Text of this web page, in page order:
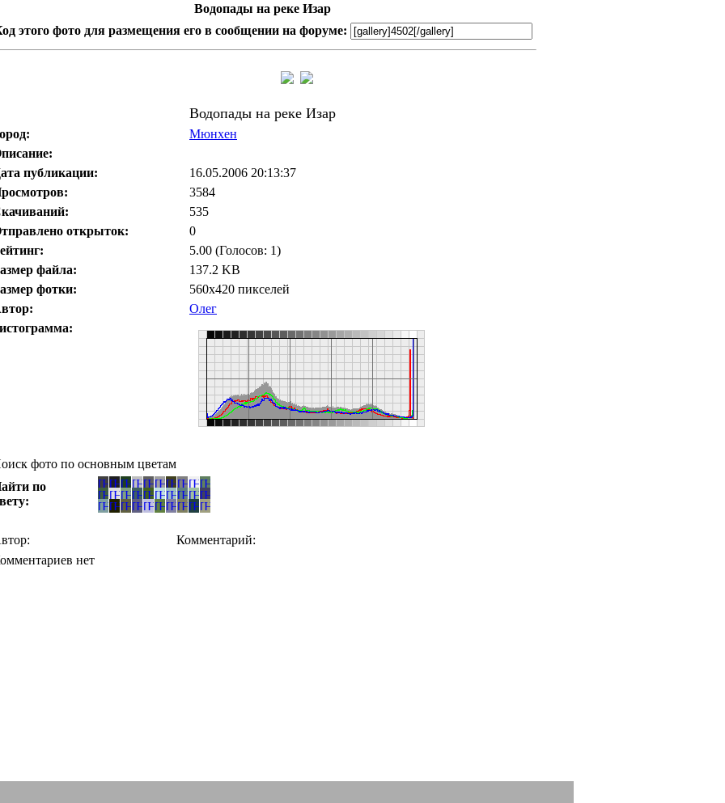
Водопады на реке Изар
этого фото для размещения его в сообщении на форуме:
Водопады на реке Изар
Мюнхен
публикации:
16.05.2006 20:13:37
3584
535
открыток:
0
5.00 (Голосов: 1)
файла:
137.2 KB
фотки:
560x420 пикселей
Олег
фото по основным цветам
по
Комментарий:
нет